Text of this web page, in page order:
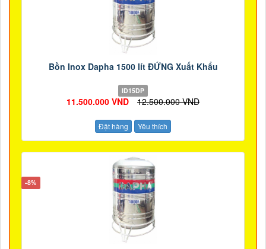
Bồn Inox Dapha 1500 lít ĐỨNG Xuất Khẩu
ID15DP
11.500.000 VND 12.500.000 VND
Đặt hàng Yêu thích
-8%